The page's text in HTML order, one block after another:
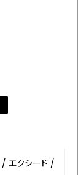
/ エクシード /